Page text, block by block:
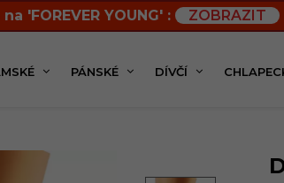
'FOREVER YOUNG' : ZOBRAZIT
PÁNSKÉ DÍVČÍ